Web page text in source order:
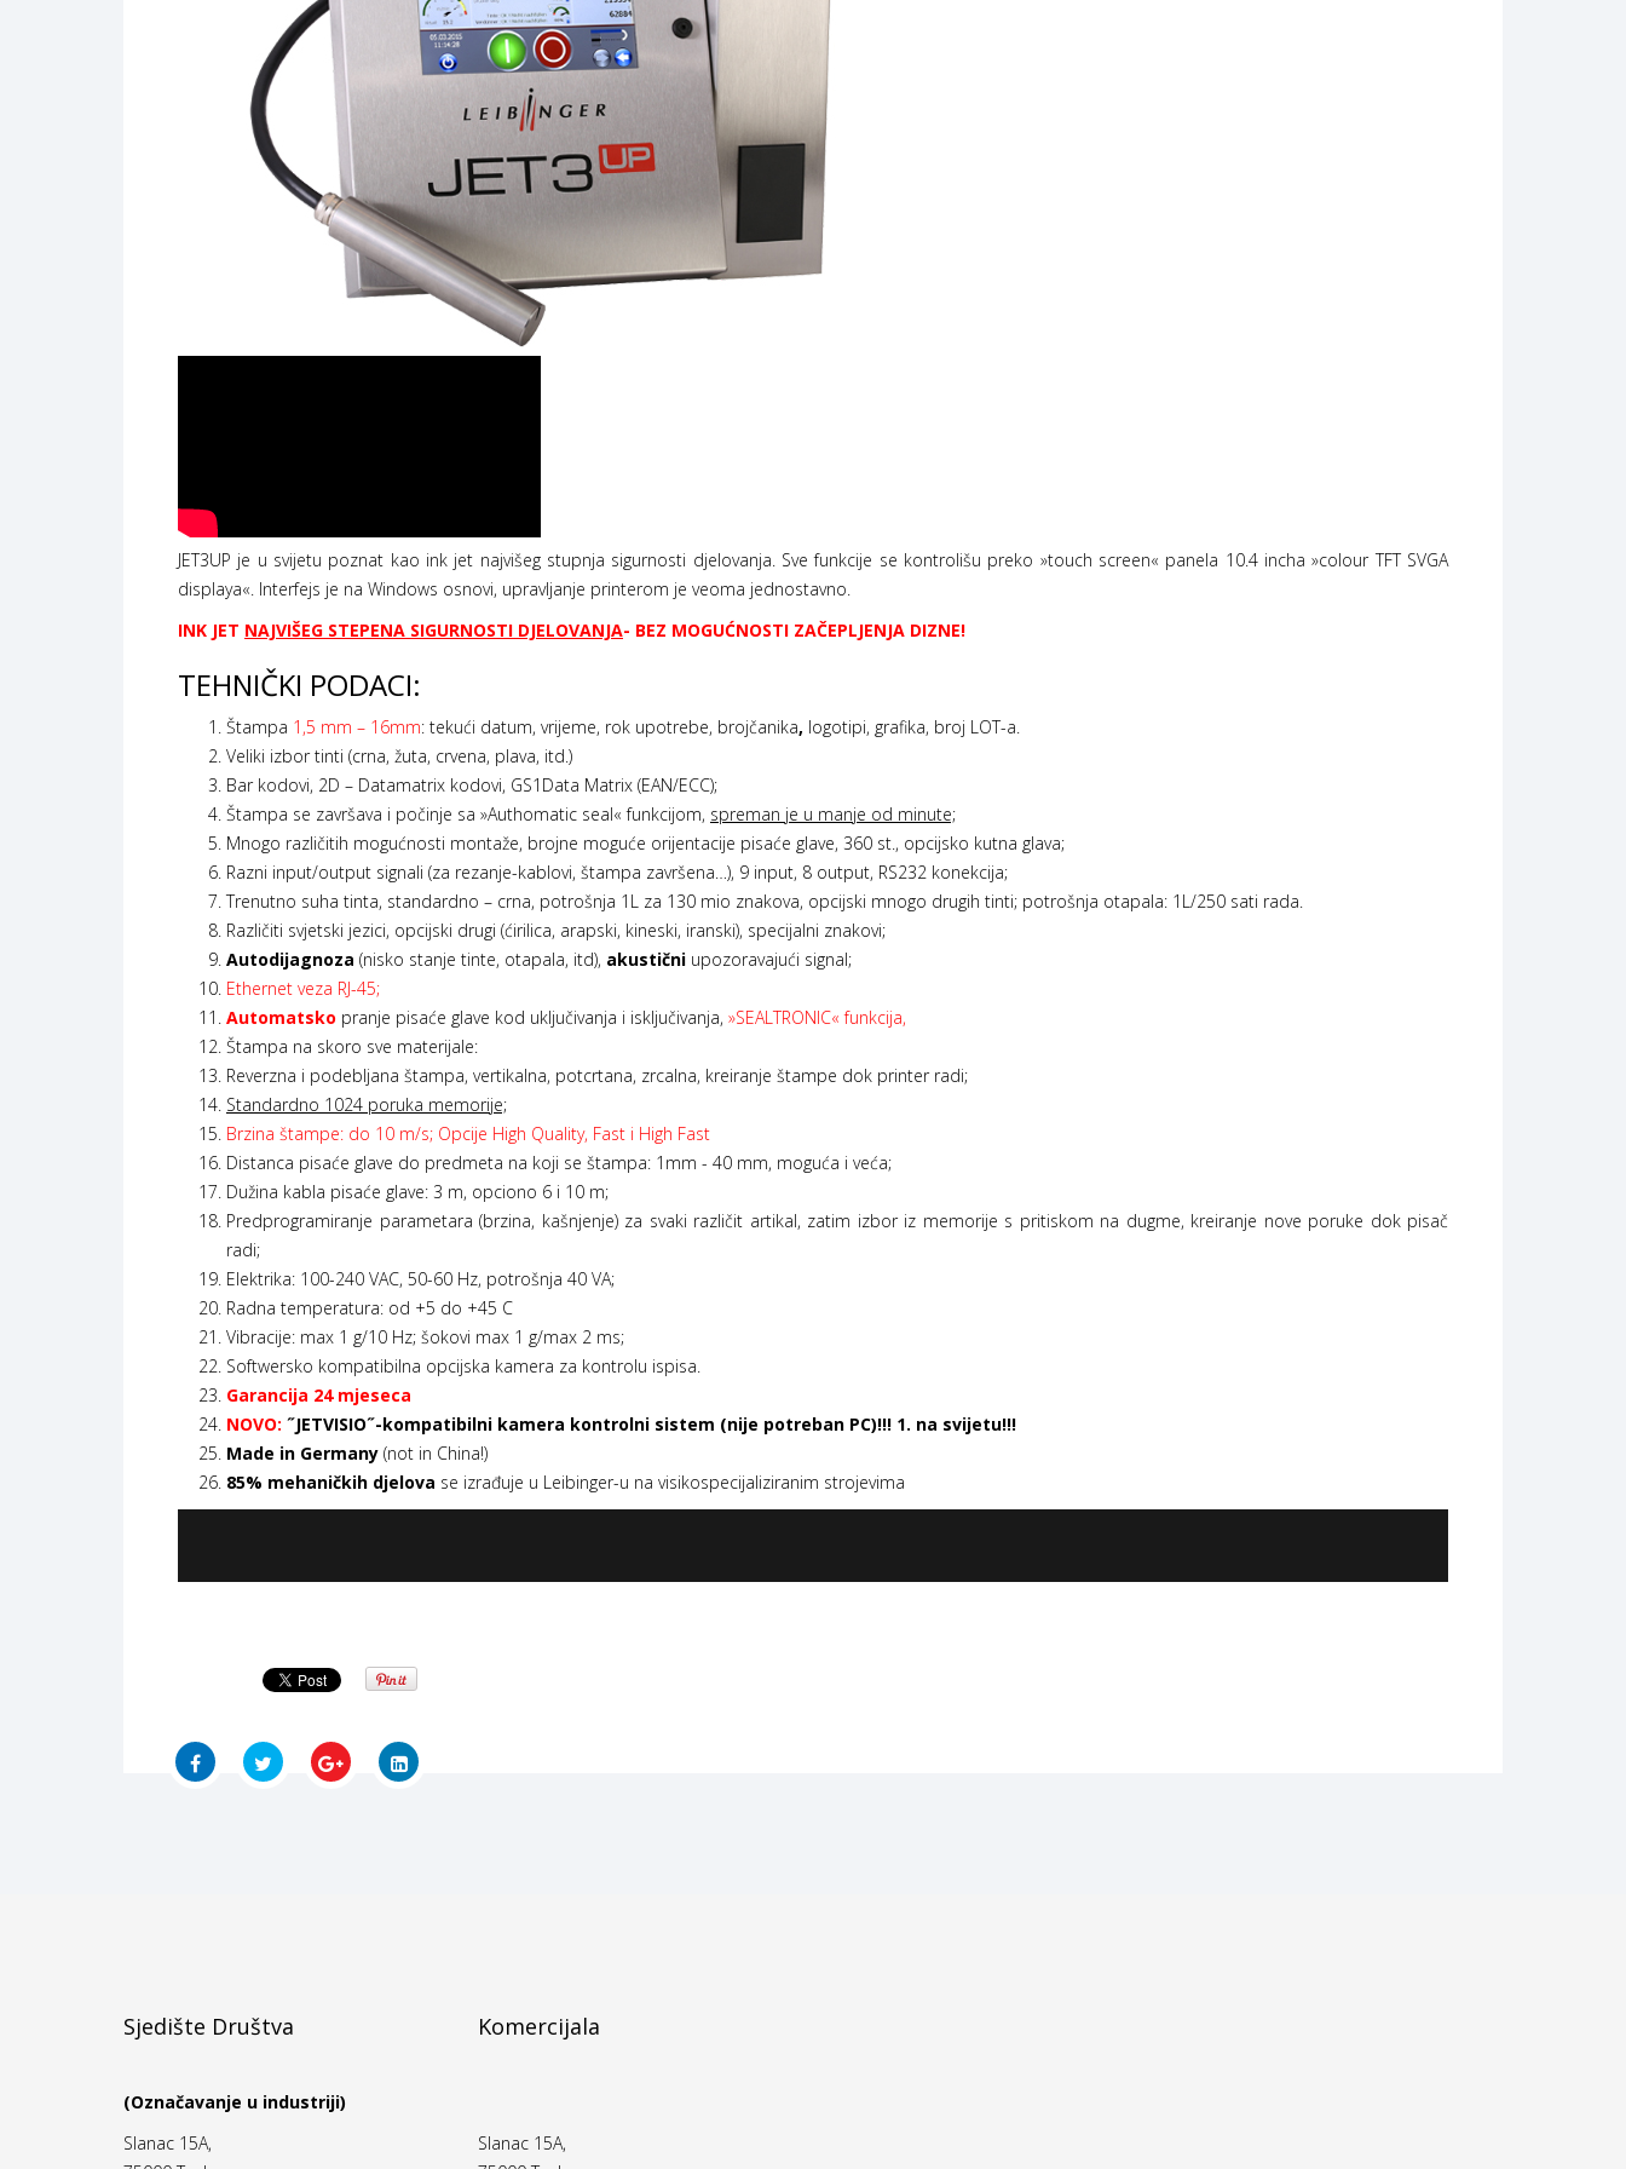
JET3UP je u svijetu poznat kao ink jet najvišeg stupnja sigurnosti djelovanja. Sve funkcije se kontrolišu preko »touch screen« panela 10.4 incha »colour TFT SVGA
displaya«. Interfejs je na Windows osnovi, upravljanje printerom je veoma jednostavno.
INK JET NAJVIŠEG STEPENA SIGURNOSTI DJELOVANJA- BEZ MOGUĆNOSTI ZAČEPLJENJA DIZNE!
TEHNIČKI PODACI:
Štampa 1,5 mm – 16mm: tekući datum, vrijeme, rok upotrebe, brojčanika, logotipi, grafika, broj LOT-a.
Veliki izbor tinti (crna, žuta, crvena, plava, itd.)
Bar kodovi, 2D – Datamatrix kodovi, GS1Data Matrix (EAN/ECC);
Štampa se završava i počinje sa »Authomatic seal« funkcijom, spreman je u manje od minute;
Mnogo različitih mogućnosti montaže, brojne moguće orijentacije pisaće glave, 360 st., opcijsko kutna glava;
Razni input/output signali (za rezanje-kablovi, štampa završena…), 9 input, 8 output, RS232 konekcija;
Trenutno suha tinta, standardno – crna, potrošnja 1L za 130 mio znakova, opcijski mnogo drugih tinti; potrošnja otapala: 1L/250 sati rada.
Različiti svjetski jezici, opcijski drugi (ćirilica, arapski, kineski, iranski), specijalni znakovi;
Autodijagnoza (nisko stanje tinte, otapala, itd), akustični upozoravajući signal;
Ethernet veza RJ-45;
Automatsko pranje pisaće glave kod uključivanja i isključivanja, »SEALTRONIC« funkcija,
Štampa na skoro sve materijale:
Reverzna i podebljana štampa, vertikalna, potcrtana, zrcalna, kreiranje štampe dok printer radi;
Standardno 1024 poruka memorije;
Brzina štampe: do 10 m/s; Opcije High Quality, Fast i High Fast
Distanca pisaće glave do predmeta na koji se štampa: 1mm - 40 mm, moguća i veća;
Dužina kabla pisaće glave: 3 m, opciono 6 i 10 m;
Predprogramiranje parametara (brzina, kašnjenje) za svaki različit artikal, zatim izbor iz memorije s pritiskom na dugme, kreiranje nove poruke dok pisač
radi;
Elektrika: 100-240 VAC, 50-60 Hz, potrošnja 40 VA;
Radna temperatura: od +5 do +45 C
Vibracije: max 1 g/10 Hz; šokovi max 1 g/max 2 ms;
Softwersko kompatibilna opcijska kamera za kontrolu ispisa.
Garancija 24 mjeseca
NOVO: ˝JETVISIO˝-kompatibilni kamera kontrolni sistem (nije potreban PC)!!! 1. na svijetu!!!
Made in Germany (not in China!)
85% mehaničkih djelova se izrađuje u Leibinger-u na visikospecijaliziranim strojevima
Sjedište Društva
(Označavanje u industriji)
Slanac 15A,
Komercijala
Slanac 15A,